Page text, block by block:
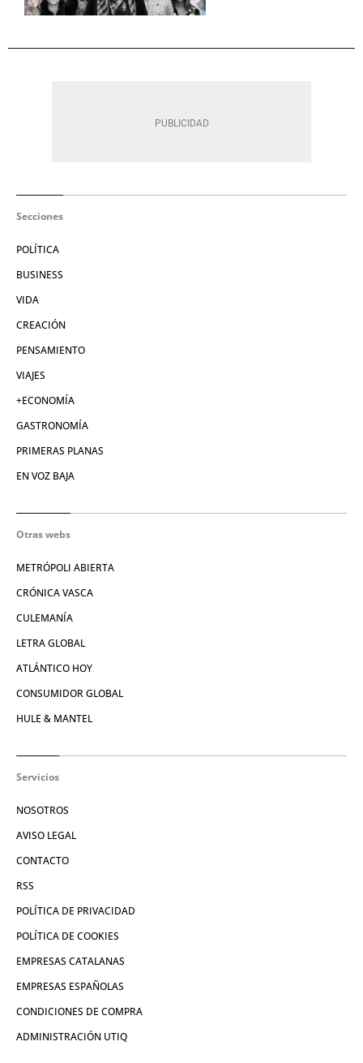
Secciones
POLÍTICA
BUSINESS
VIDA
CREACIÓN
PENSAMIENTO
VIAJES
+ECONOMÍA
GASTRONOMÍA
PRIMERAS PLANAS
EN VOZ BAJA
Otras webs
METRÓPOLI ABIERTA
CRÓNICA VASCA
CULEMANÍA
LETRA GLOBAL
ATLÁNTICO HOY
CONSUMIDOR GLOBAL
HULE & MANTEL
Servicios
NOSOTROS
AVISO LEGAL
CONTACTO
RSS
POLÍTICA DE PRIVACIDAD
POLÍTICA DE COOKIES
EMPRESAS CATALANAS
EMPRESAS ESPAÑOLAS
CONDICIONES DE COMPRA
ADMINISTRACIÓN UTIQ